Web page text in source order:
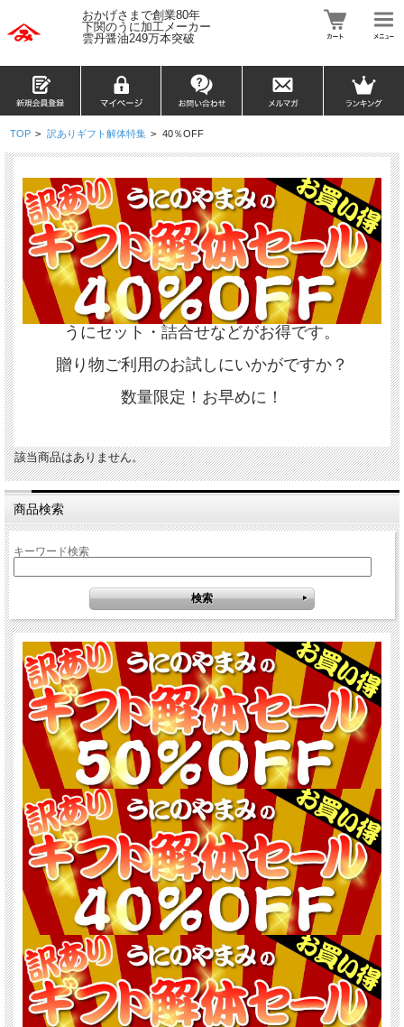
おかげさまで創業80年
下関のうに加工メーカー
雲丹醤油249万本突破
TOP > 訳ありギフト解体特集 > 40％OFF
うにセット・詰合せなどがお得です。
贈り物ご利用のお試しにいかがですか？
数量限定！お早めに！
該当商品はありません。
商品検索
キーワード検索